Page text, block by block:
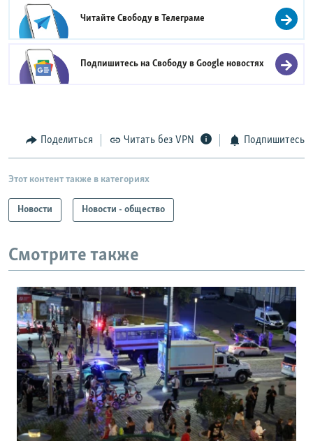
Читайте Свободу вТелеграме
Подпишитесь на Свободу вGoogle новостях
Поделиться Читать без VPN Подпишитесь
Этот контент также в категориях
Новости Новости - общество
Смотрите также